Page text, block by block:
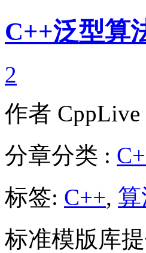
C++泛型算
2
作者 CppLive
分章分类 :
标签: C++,
标准模版库